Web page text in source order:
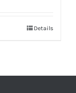
Details